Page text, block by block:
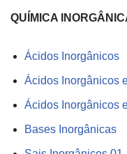
QUÍMICA
Ácidos Inorgânicos
Ácidos Inorgânicos
Ácidos Inorgânicos
Bases Inorgânicas